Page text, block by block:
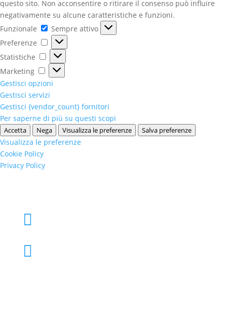
questo sito. Non acconsentire o ritirare il consenso può influire
negativamente su alcune caratteristiche e funzioni.
Funzionale
Funzionale
Sempre attivo
Preferenze
Preferenze
Statistiche
Statistiche
Marketing
Marketing
Gestisci opzioni
Gestisci servizi
Gestisci {vendor_count} fornitori
Per saperne di più su questi scopi
Accetta Nega Visualizza le preferenze Salva preferenze
Visualizza le preferenze
Cookie Policy
Privacy Policy

